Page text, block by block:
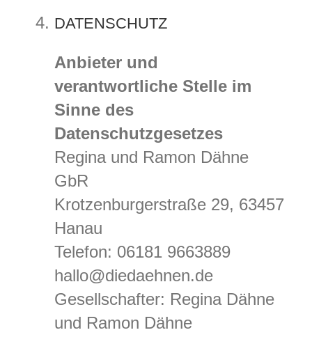
DATENSCHUTZ
Anbieter und
verantwortliche Stelle im
Sinne des
Datenschutzgesetzes
Regina und Ramon Dähne
GbR
Krotzenburgerstraße 29, 63457
Hanau
Telefon: 06181 9663889
hallo@diedaehnen.de
Gesellschafter: Regina Dähne
und Ramon Dähne